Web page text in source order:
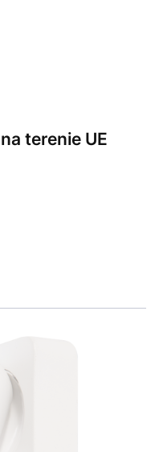
terenie UE